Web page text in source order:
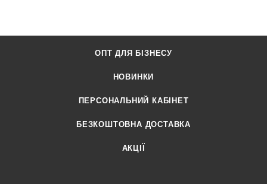
ОПТ ДЛЯ БІЗНЕСУ
НОВИНКИ
ПЕРСОНАЛЬНИЙ КАБІНЕТ
БЕЗКОШТОВНА ДОСТАВКА
АКЦІЇ